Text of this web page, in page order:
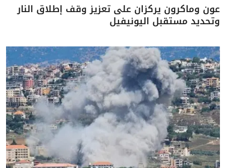
عون وماكرون يركزان على تعزيز وقف إطلاق النار
وتحديد مستقبل اليونيفيل